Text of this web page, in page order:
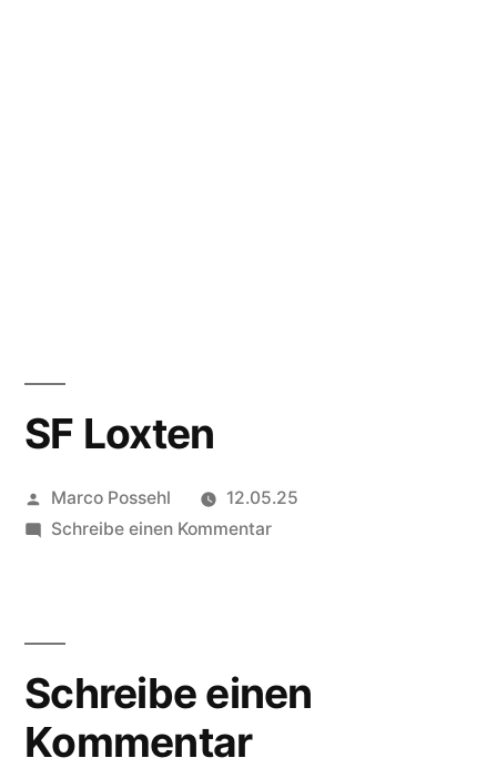
SF Loxten
Marco Possehl
12.05.25
Schreibe einen Kommentar
Schreibe einen
Kommentar